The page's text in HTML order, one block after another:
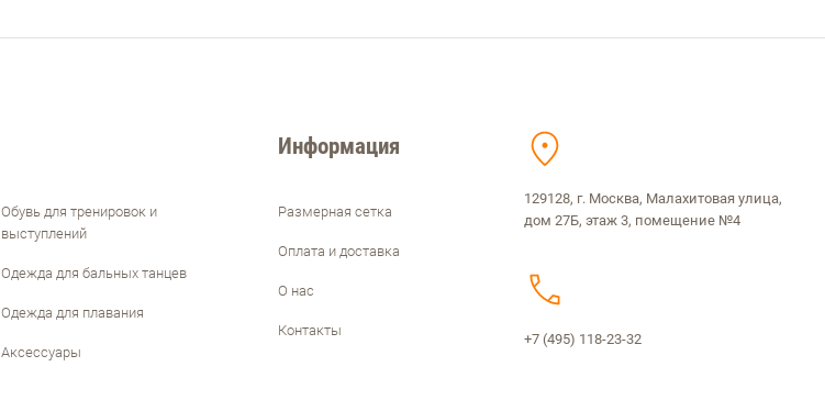
Обувь для тренировок и
выступлений
Одежда для бальных танцев
Одежда для плавания
Аксессуары
Информация
Размерная сетка
Оплата и доставка
О нас
Контакты
129128, г. Москва, Малахитовая улица,
дом 27Б, этаж 3, помещение №4
+7 (495) 118-23-32